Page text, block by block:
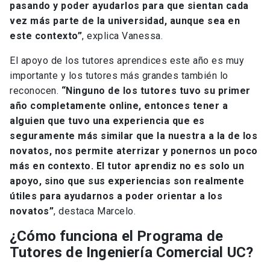
pasando y poder ayudarlos para que sientan cada
vez más parte de la universidad, aunque sea en
este contexto”, explica Vanessa.
El apoyo de los tutores aprendices este año es muy
importante y los tutores más grandes también lo
reconocen. “Ninguno de los tutores tuvo su primer
año completamente online, entonces tener a
alguien que tuvo una experiencia que es
seguramente más similar que la nuestra a la de los
novatos, nos permite aterrizar y ponernos un poco
más en contexto. El tutor aprendiz no es solo un
apoyo, sino que sus experiencias son realmente
útiles para ayudarnos a poder orientar a los
novatos”, destaca Marcelo.
¿Cómo funciona el Programa de
Tutores de Ingeniería Comercial UC?